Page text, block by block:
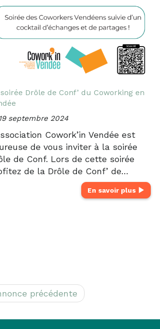
Drôle de Conf’ du Coworking en
19 septembre 2024
Cowork’in Vendée est
de vous inviter à la soirée
de Conf. Lors de cette soirée
de la Drôle de Conf’ de…
En savoir plus
précédente